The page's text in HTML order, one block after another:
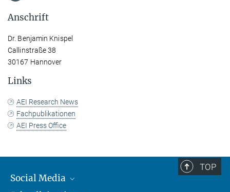
Anschrift
Dr. Benjamin Knispel
Callinstraße 38
30167 Hannover
Links
AEI Research News
Fachpublikationen
AEI Press Office
TOP
Social Media